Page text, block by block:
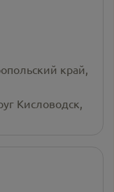
край,
Кисловодск,